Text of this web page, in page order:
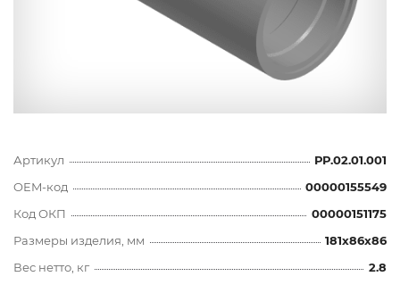
Артикул
РР.02.01.001
OEM-код
00000155549
Код ОКП
00000151175
Размеры изделия, мм
181x86x86
Вес нетто, кг
2.8